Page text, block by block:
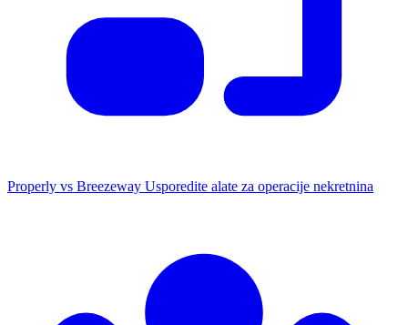
Properly vs Breezeway Usporedite alate za operacije nekretnina